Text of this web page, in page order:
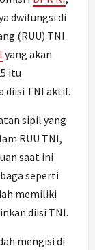
dwifungsi di
(RUU) TNI
yang akan
itu
diisi TNI aktif.
sipil yang
RUU TNI,
saat ini
seperti
memiliki
diisi TNI.
mengisi di